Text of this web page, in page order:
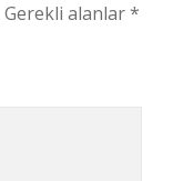
Gerekli alanlar*